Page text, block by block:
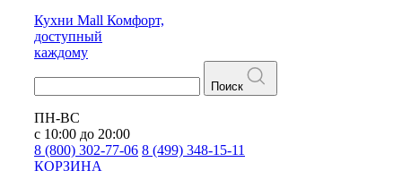
Кухни Mall Комфорт,
доступный
каждому
Поиск
ПН-ВС
с 10:00 до 20:00
8 (800) 302-77-06 8 (499) 348-15-11
КОРЗИНА